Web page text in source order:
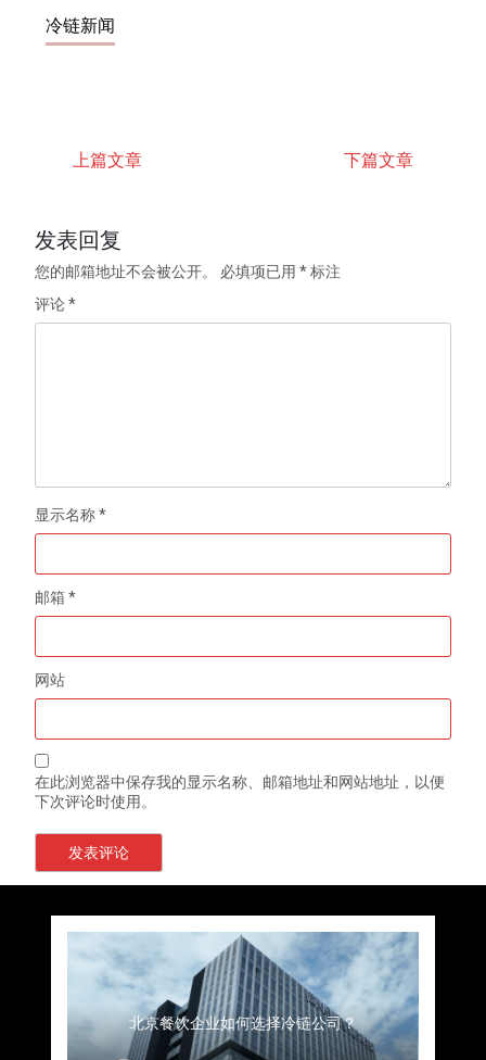
冷链新闻
上篇文章 下篇文章
发表回复
您的邮箱地址不会被公开。 必填项已用*标注
评论*
显示名称*
邮箱*
网站
在此浏览器中保存我的显示名称、邮箱地址和网站地址，以便
下次评论时使用。
上海餐饮连锁加速，冷链配送如何破解冻品食材
流通难题？
杭州中央厨房布局餐饮连锁，冷链配送如何打通
关键一环
北京餐饮企业如何选择冷链公司？
深圳冷链物流如何护航餐饮连锁？冻品食材流通
全解析
北京餐饮仓配一体化的核心价值与落地实践解析
武汉冻品配送三要素：控温、时效、低成本如何
兼得？
重庆冷链布局解冻食材运输密码，餐饮连锁如何
稳控品质？